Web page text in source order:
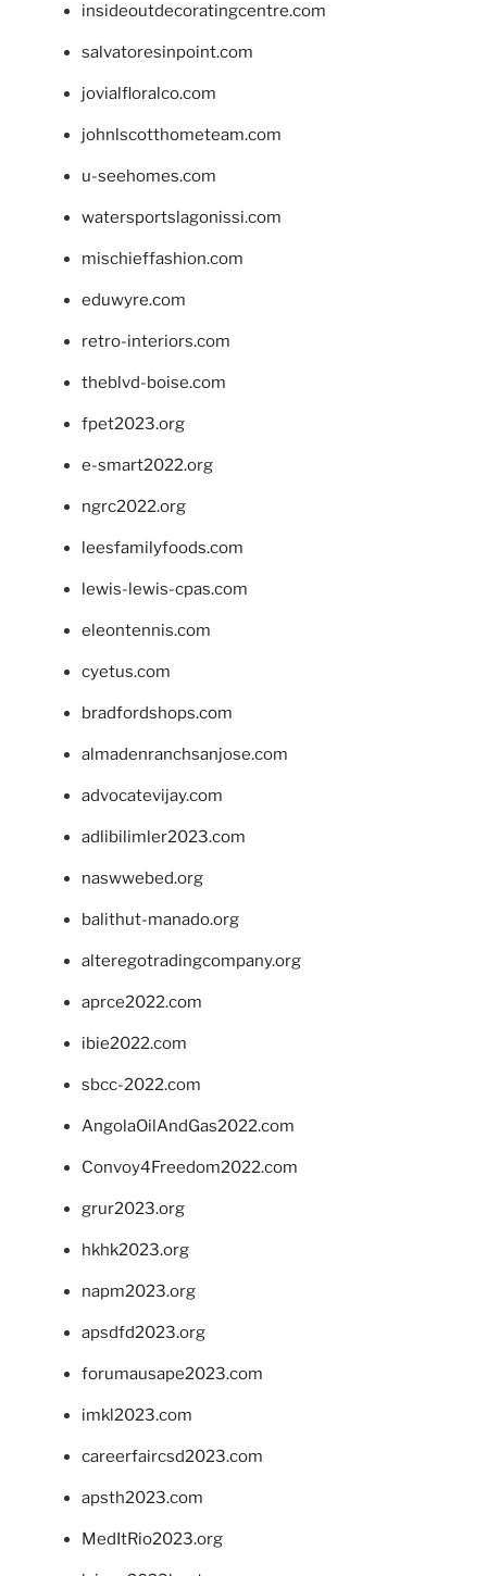
insideoutdecoratingcentre.com
salvatoresinpoint.com
jovialfloralco.com
johnlscotthometeam.com
u-seehomes.com
watersportslagonissi.com
mischieffashion.com
eduwyre.com
retro-interiors.com
theblvd-boise.com
fpet2023.org
e-smart2022.org
ngrc2022.org
leesfamilyfoods.com
lewis-lewis-cpas.com
eleontennis.com
cyetus.com
bradfordshops.com
almadenranchsanjose.com
advocatevijay.com
adlibilimler2023.com
naswwebed.org
balithut-manado.org
alteregotradingcompany.org
aprce2022.com
ibie2022.com
sbcc-2022.com
AngolaOilAndGas2022.com
Convoy4Freedom2022.com
grur2023.org
hkhk2023.org
napm2023.org
apsdfd2023.org
forumausape2023.com
imkl2023.com
careerfaircsd2023.com
apsth2023.com
MedItRio2023.org